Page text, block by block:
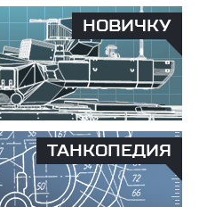
НОВИЧКУ
ТАНКОПЕДИЯ